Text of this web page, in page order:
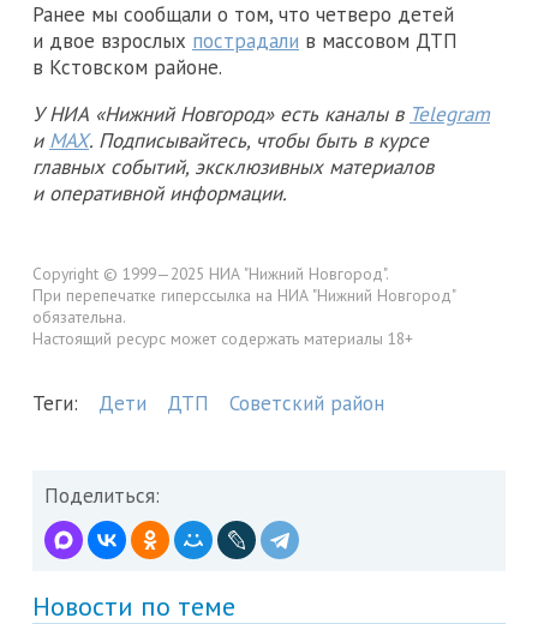
Ранее мы сообщали о том, что четверо детей
и двое взрослых пострадали в массовом ДТП
в Кстовском районе.
У НИА «Нижний Новгород» есть каналы в Telegram
и MAX. Подписывайтесь, чтобы быть в курсе
главных событий, эксклюзивных материалов
и оперативной информации.
Copyright © 1999—2025 НИА "Нижний Новгород".
При перепечатке гиперссылка на НИА "Нижний Новгород"
обязательна.
Настоящий ресурс может содержать материалы 18+
Теги: Дети ДТП Советский район
Поделиться:
Новости по теме